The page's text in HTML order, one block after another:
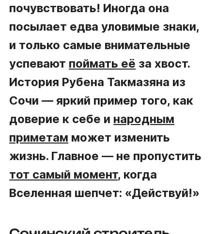
почувствовать! Иногда она
посылает едва уловимые знаки,
и только самые внимательные
успевают поймать её за хвост.
История Рубена Такмазяна из
Сочи — яркий пример того, как
доверие к себе и народным
приметам может изменить
жизнь. Главное — не пропустить
тот самый момент, когда
Вселенная шепчет: «Действуй!»